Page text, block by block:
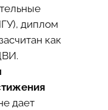
диплом
как
дает